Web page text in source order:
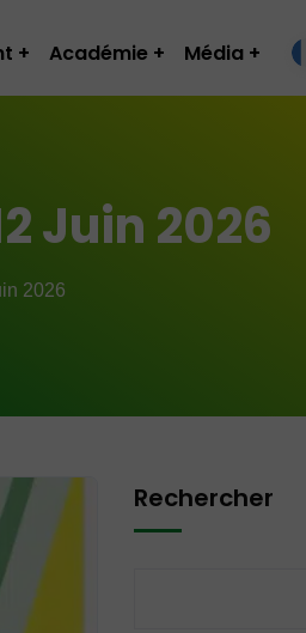
Académie Média
Juin 2026
2026
Rechercher